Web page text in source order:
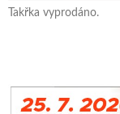
Takřka vyprodáno.